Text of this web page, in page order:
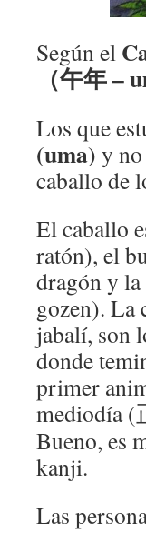
Según el
（午年 –
Los que
(uma) y no
caballo de
El caballo
ratón), el
dragón y
gozen). La
jabalí, son
donde
primer
mediodía (
Bueno, es
kanji.
Las